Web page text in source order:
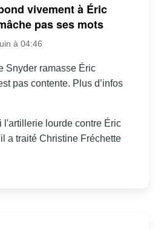
vivement à Éric
pas ses mots
à 04:46
Snyder ramasse Éric
pas contente. Plus d’infos
l'artillerie lourde contre Éric
a traité Christine Fréchette